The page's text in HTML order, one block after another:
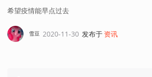
希望疫情能早点过去
雪豆 2020-11-30 发布于 资讯